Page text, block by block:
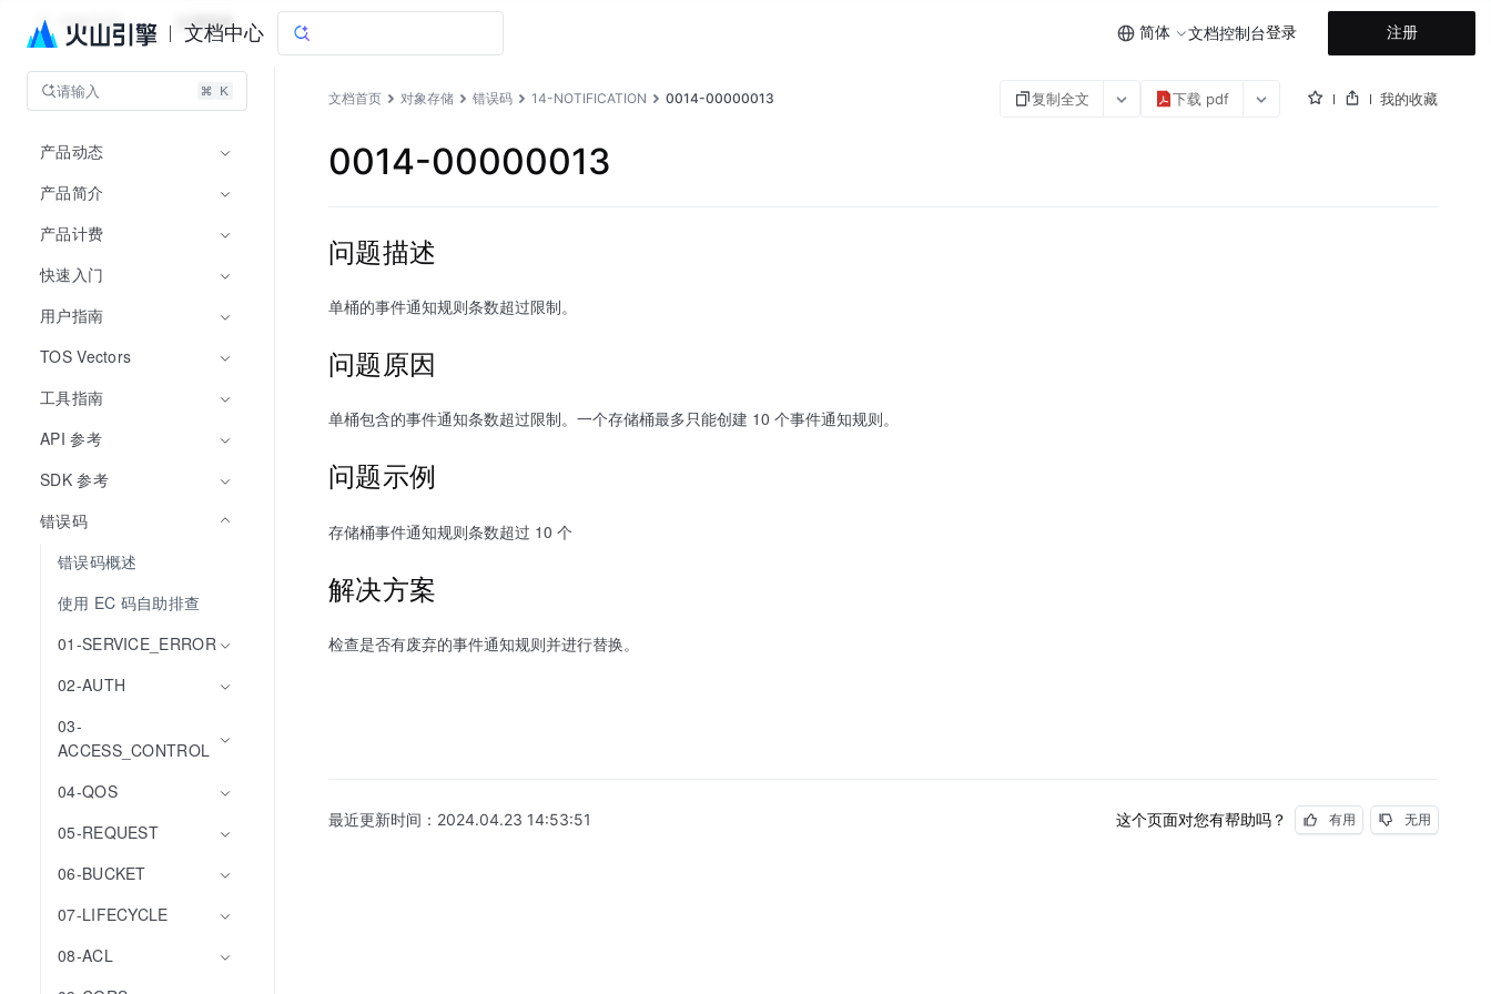
文档中心 简体 文档控制台登录 注册
对象存储 文档指南
请输入
产品动态
产品简介
产品计费
快速入门
用户指南
TOS Vectors
工具指南
API 参考
SDK 参考
错误码
错误码概述
使用 EC 码自助排查
01-SERVICE_ERROR
02-AUTH
03-
ACCESS_CONTROL
04-QOS
05-REQUEST
06-BUCKET
07-LIFECYCLE
08-ACL
文档首页 对象存储 错误码 14-NOTIFICATION 0014-00000013 复制全文 下载 pdf 我的收藏
0014-00000013
问题描述
单桶的事件通知规则条数超过限制。
问题原因
单桶包含的事件通知条数超过限制。一个存储桶最多只能创建 10 个事件通知规则。
问题示例
存储桶事件通知规则条数超过 10 个
解决方案
检查是否有废弃的事件通知规则并进行替换。
最近更新时间： 2024.04.23 14:53:51 这个页面对您有帮助吗？ 有用 无用